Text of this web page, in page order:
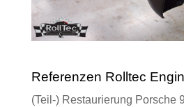
Referenzen Rolltec
(Teil-) Restaurierung Porsche